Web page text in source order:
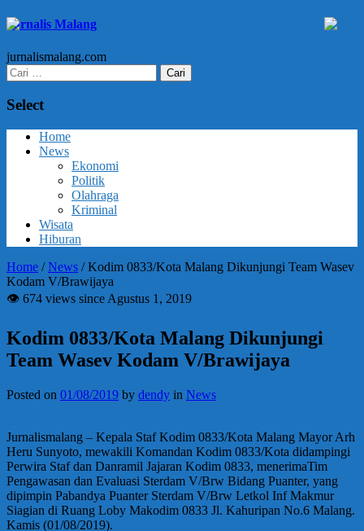
Jurnalis Malang
jurnalismalang.com
Cari
untuk:
Select
Home
News
Ekonomi
Politik
Olahraga
Kriminal
Wisata
Hiburan
Home /News /Kodim 0833/Kota Malang Dikunjungi Team Wasev
Kodam V/Brawijaya
👁 674 views since Agustus 1, 2019
Kodim 0833/Kota Malang Dikunjungi
Team Wasev Kodam V/Brawijaya
Posted on 01/08/2019 by dendy in News
Jurnalismalang – Kepala Staf Kodim 0833/Kota Malang Mayor Arh
Heru Sunyoto, mewakili Komandan Kodim 0833/Kota didampingi
Perwira Staf dan Danramil Jajaran Kodim 0833, menerimaTim
Pengawasan dan Evaluasi Sterdam V/Brw Bidang Puanter, yang
dipimpin Pabandya Puanter Sterdam V/Brw Letkol Inf Makmur
Siagian di Ruang Loby Makodim 0833 Jl. Kahuripan No.6 Malang.
Kamis (01/08/2019).